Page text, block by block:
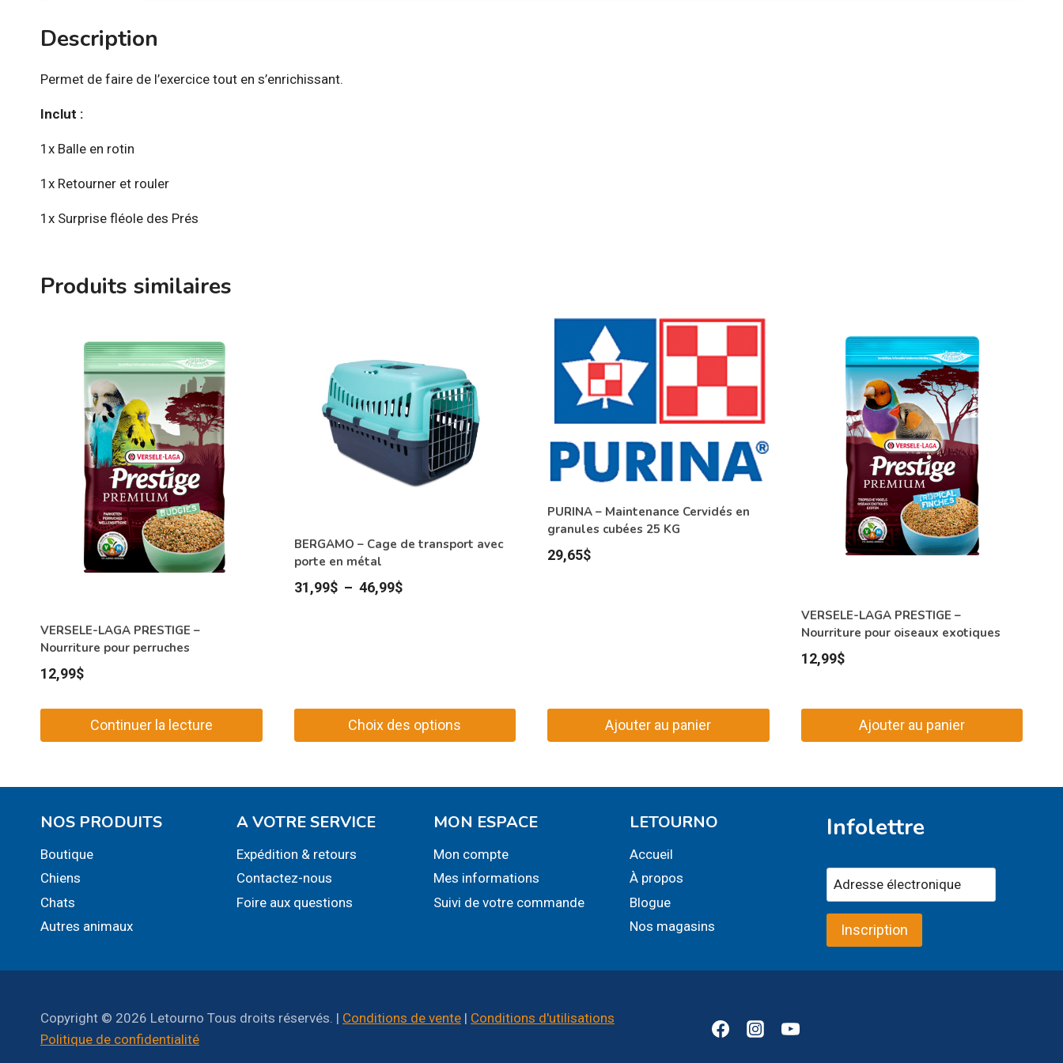
Description
Permet de faire de l’exercice tout en s’enrichissant.
Inclut :
1x Balle en rotin
1x Retourner et rouler
1x Surprise fléole des Prés
Produits similaires
VERSELE-LAGA PRESTIGE –
Nourriture pour perruches
12,99$
Continuer la lecture
BERGAMO – Cage de transport avec
porte en métal
31,99$ – 46,99$Plage
Choix des options
plusieurs
Les
options
peuvent
PURINA – Maintenance Cervidés en
granules cubées 25 KG
29,65$
Ajouter au panier
VERSELE-LAGA PRESTIGE –
Nourriture pour oiseaux exotiques
12,99$
Ajouter au panier
NOS PRODUITS
Boutique
Chiens
Chats
Autres animaux
A VOTRE SERVICE
Expédition & retours
Contactez-nous
Foire aux questions
MON ESPACE
Mon compte
Mes informations
Suivi de votre commande
LETOURNO
Accueil
À propos
Blogue
Nos magasins
Infolettre
Inscription
Copyright © 2026 Letourno Tous droits réservés. | Conditions de vente | Conditions d'utilisations
Politique de confidentialité